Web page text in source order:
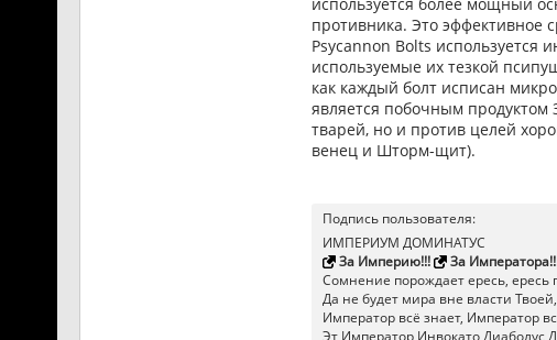
противника. Это эффективное
Psycannon Bolts
используемые их тезкой
как каждый болт исписан
является побочным продуктом
тварей, но и против целей
венец и Шторм-щит).
Подпись пользователя:
ИМПЕРИУМ ДОМИНАТУС
За Империю!!!
За
Сомнение порождает ересь, ересь
Да не будет мира вне власти
Император всё знает, Император
Эт Император Инвокато Диаболус